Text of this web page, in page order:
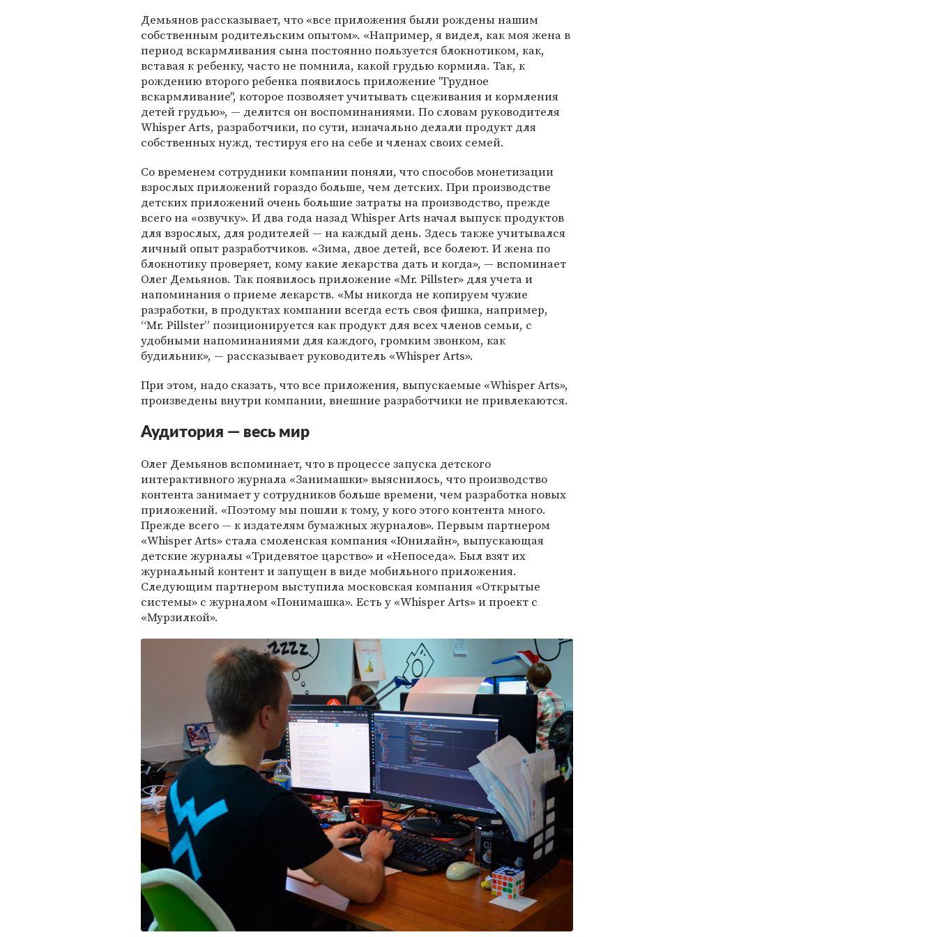
Демьянов рассказывает, что «все приложения были рождены нашим
собственным родительским опытом». «Например, я видел, как моя жена в
период вскармливания сына постоянно пользуется блокнотиком, как,
вставая к ребенку, часто не помнила, какой грудью кормила. Так, к
рождению второго ребенка появилось приложение "Грудное
вскармливание", которое позволяет учитывать сцеживания и кормления
детей грудью», — делится он воспоминаниями. По словам руководителя
Whisper Arts, разработчики, по сути, изначально делали продукт для
собственных нужд, тестируя его на себе и членах своих семей.
Со временем сотрудники компании поняли, что способов монетизации
взрослых приложений гораздо больше, чем детских. При производстве
детских приложений очень большие затраты на производство, прежде
всего на «озвучку». И два года назад Whisper Arts начал выпуск продуктов
для взрослых, для родителей — на каждый день. Здесь также учитывался
личный опыт разработчиков. «Зима, двое детей, все болеют. И жена по
блокнотику проверяет, кому какие лекарства дать и когда», — вспоминает
Олег Демьянов. Так появилось приложение «Mr. Pillster» для учета и
напоминания о приеме лекарств. «Мы никогда не копируем чужие
разработки, в продуктах компании всегда есть своя фишка, например,
“Mr. Pillster” позиционируется как продукт для всех членов семьи, с
удобными напоминаниями для каждого, громким звонком, как
будильник», — рассказывает руководитель «Whisper Arts».
При этом, надо сказать, что все приложения, выпускаемые «Whisper Arts»,
произведены внутри компании, внешние разработчики не привлекаются.
Аудитория — весь мир
Олег Демьянов вспоминает, что в процессе запуска детского
интерактивного журнала «Занимашки» выяснилось, что производство
контента занимает у сотрудников больше времени, чем разработка новых
приложений. «Поэтому мы пошли к тому, у кого этого контента много.
Прежде всего — к издателям бумажных журналов». Первым партнером
«Whisper Arts» стала смоленская компания «Юнилайн», выпускающая
детские журналы «Тридевятое царство» и «Непоседа». Был взят их
журнальный контент и запущен в виде мобильного приложения.
Следующим партнером выступила московская компания «Открытые
системы» с журналом «Понимашка». Есть у «Whisper Arts» и проект с
«Мурзилкой».